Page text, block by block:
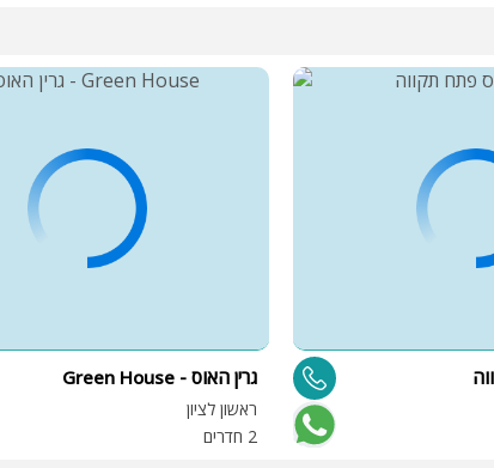
גרין האוס - Green House
ראשון לציון
2 חדרים